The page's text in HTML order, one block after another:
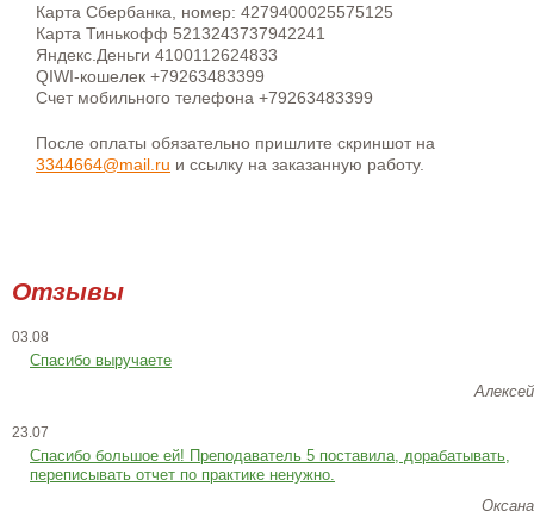
Карта Сбербанка, номер: 4279400025575125
Карта Тинькофф 5213243737942241
Яндекс.Деньги 4100112624833
QIWI-кошелек +79263483399
Счет мобильного телефона +79263483399
После оплаты обязательно пришлите скриншот на
3344664@mail.ru и ссылку на заказанную работу.
Отзывы
03.08
Спасибо выручаете
Алексей
23.07
Cпасибо большое ей! Преподаватель 5 поставила, дорабатывать,
переписывать отчет по практике ненужно.
Оксана